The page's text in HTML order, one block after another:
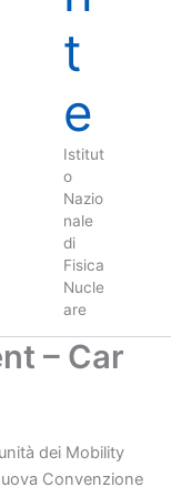
t
e
Istitut
o
Nazio
nale
di
Fisica
Nucle
are
– Car
dei Mobility
Convenzione